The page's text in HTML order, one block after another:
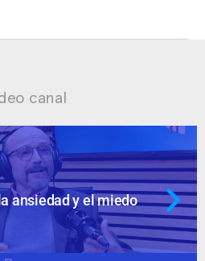
canal
Ansiedad: supuestos